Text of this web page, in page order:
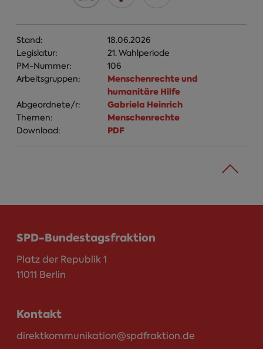
Stand:
18.06.2026
Legislatur:
21. Wahlperiode
PM-Nummer:
106
Arbeitsgruppen:
Menschenrechte und
humanitäre Hilfe
Abgeordnete/r: Gabriela Heinrich
Themen: Menschenrechte
Download: PDF
SPD-Bundestagsfraktion
Platz der Republik 1
11011 Berlin
Kontakt
direktkommunikation@spdfraktion.de